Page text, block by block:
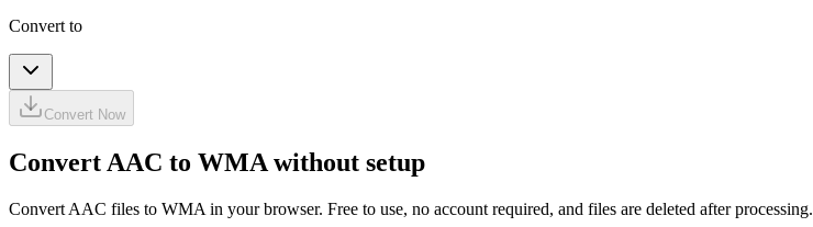
Convert to
Convert Now
Convert AAC to WMA without setup
Convert AAC files to WMA in your browser. Free to use, no account required, and files are deleted after processing.